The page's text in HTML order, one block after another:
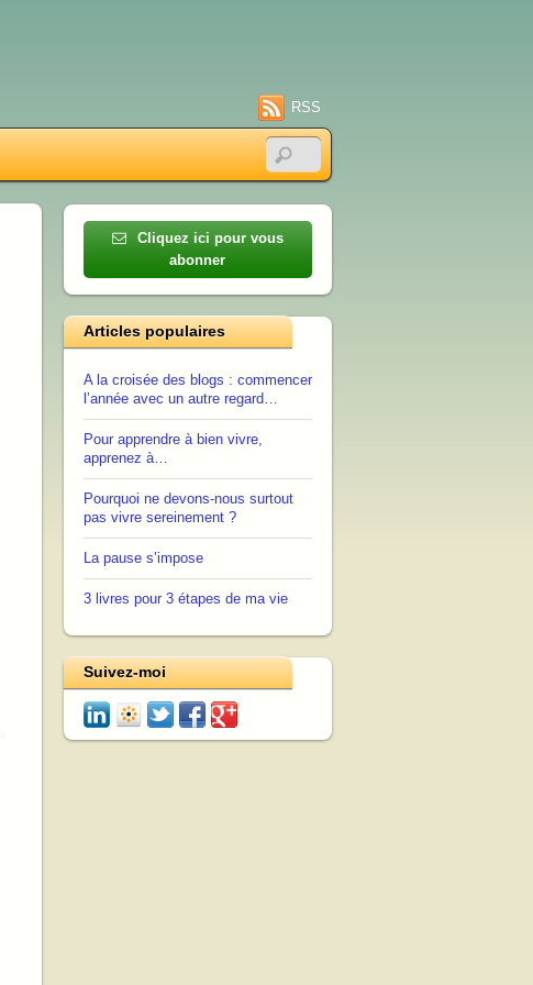
RSS
Cliquez ici pour vous
abonner
Articles populaires
A la croisée des blogs : commencer
l’année avec un autre regard…
Pour apprendre à bien vivre,
apprenez à…
Pourquoi ne devons-nous surtout
pas vivre sereinement ?
La pause s’impose
3 livres pour 3 étapes de ma vie
Suivez-moi